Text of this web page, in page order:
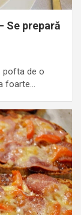
Se prepară
pofta de o
foarte…